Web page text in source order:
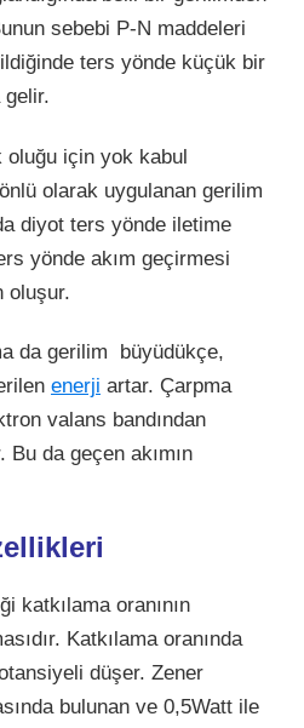
sebebi P-N maddeleri
ters yönde küçük bir
gelir.
oluğu için yok kabul
olarak uygulanan gerilim
diyot ters yönde iletime
yönde akım geçirmesi
oluşur.
da gerilim büyüdükçe,
enerji artar. Çarpma
valans bandından
Bu da geçen akımın
katkılama oranının
Katkılama oranında
düşer. Zener
bulunan ve 0,5Watt ile